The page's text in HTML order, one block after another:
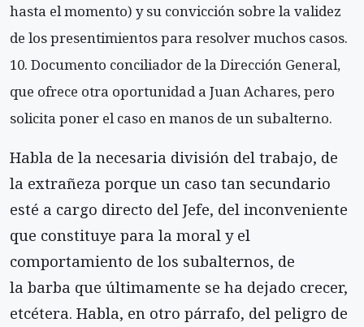
hasta el momento) y su convicción sobre la validez
de los presentimientos para resolver muchos casos.
Documento conciliador de la Dirección General,
que ofrece otra oportunidad a Juan Achares, pero
solicita poner el caso en manos de un subalterno.
Habla de la necesaria división del trabajo, de
la extrañeza porque un caso tan secundario
esté a cargo directo del Jefe, del inconveniente
que constituye para la moral y el
comportamiento de los subalternos, de
la barba que últimamente se ha dejado crecer,
etcétera. Habla, en otro párrafo, del peligro de